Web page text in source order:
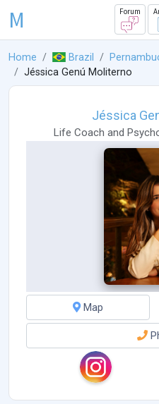
M Forum
Home Brazil
Jéssica Genú Moliterno
Jéssica
Life Coach and
Map